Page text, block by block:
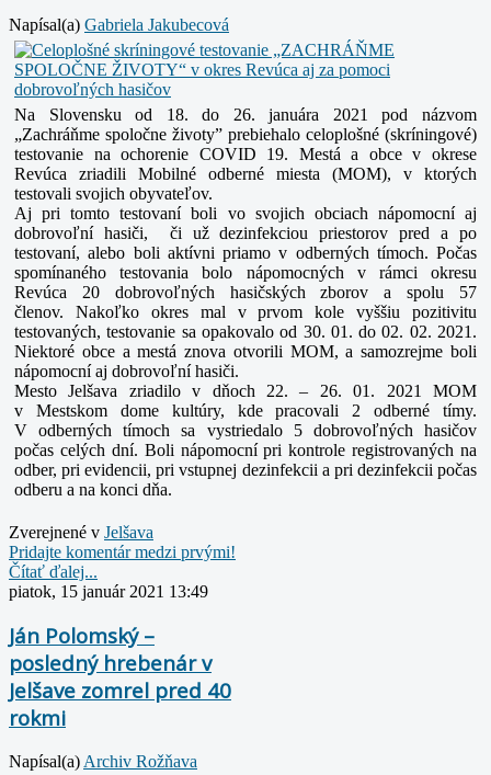
Napísal(a) Gabriela Jakubecová
Na Slovensku od 18. do 26. januára 2021 pod názvom
„Zachráňme spoločne životy” prebiehalo celoplošné (skríningové)
testovanie na ochorenie COVID 19. Mestá a obce v okrese
Revúca zriadili Mobilné odberné miesta (MOM), v ktorých
testovali svojich obyvateľov.
Aj pri tomto testovaní boli vo svojich obciach nápomocní aj
dobrovoľní hasiči, či už dezinfekciou priestorov pred a po
testovaní, alebo boli aktívni priamo v odberných tímoch. Počas
spomínaného testovania bolo nápomocných v rámci okresu
Revúca 20 dobrovoľných hasičských zborov a spolu 57
členov. Nakoľko okres mal v prvom kole vyššiu pozitivitu
testovaných, testovanie sa opakovalo od 30. 01. do 02. 02. 2021.
Niektoré obce a mestá znova otvorili MOM,a samozrejme boli
nápomocní aj dobrovoľní hasiči.
Mesto Jelšava zriadilo v dňoch 22. – 26. 01. 2021 MOM
v Mestskom dome kultúry, kde pracovali 2 odberné tímy.
V odberných tímoch sa vystriedalo 5 dobrovoľných hasičov
počas celých dní. Boli nápomocní pri kontrole registrovaných na
odber, pri evidencii, pri vstupnej dezinfekcii a pri dezinfekcii počas
odberu a na konci dňa.
Zverejnené v Jelšava
Pridajte komentár medzi prvými!
Čítať ďalej...
piatok, 15 január 2021 13:49
Ján Polomský –
posledný hrebenár v
Jelšave zomrel pred 40
rokmi
Napísal(a) Archiv Rožňava